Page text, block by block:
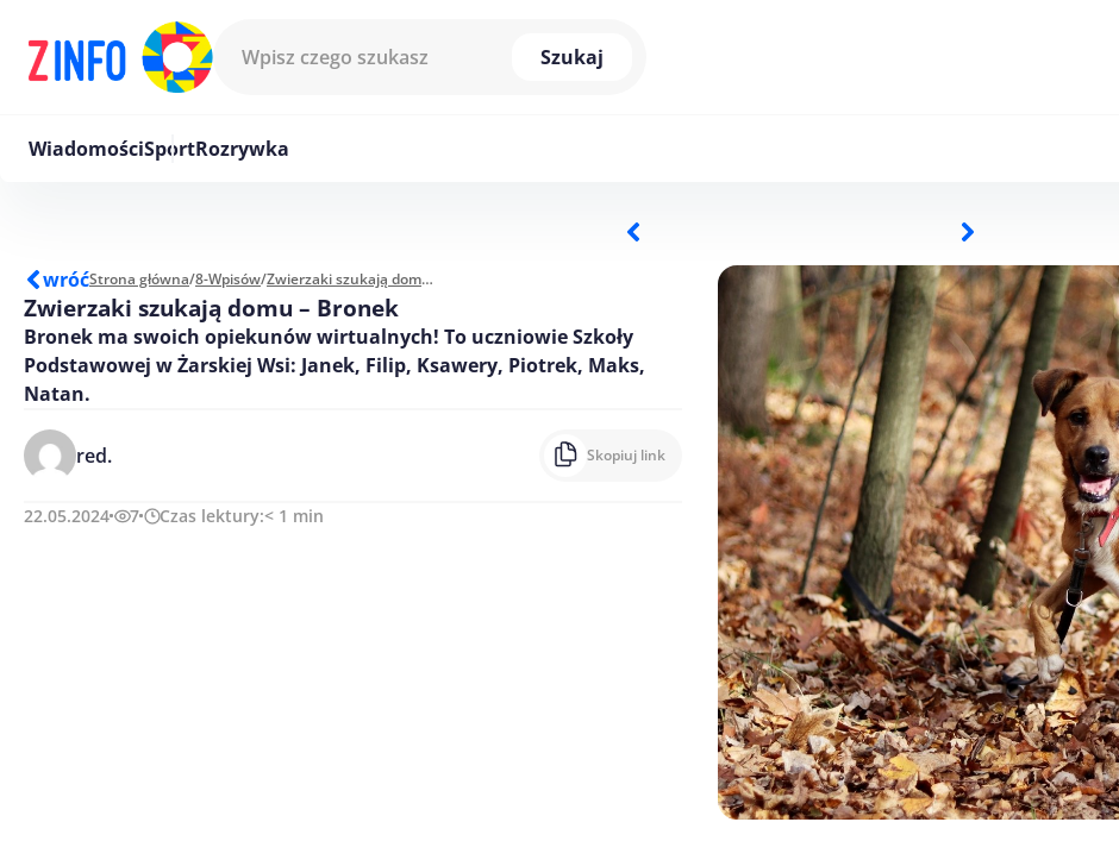
Szukaj
WiadomościSportRozrywka
wróćStrona główna/8-Wpisów/ Zwierzaki szukają domu - Bronek
Zwierzaki szukają domu – Bronek
Bronek ma swoich opiekunów wirtualnych! To uczniowie Szkoły
Podstawowej w Żarskiej Wsi: Janek, Filip, Ksawery, Piotrek, Maks,
Natan.
red. Skopiuj link
22.05.2024 7 Czas lektury:< 1 min